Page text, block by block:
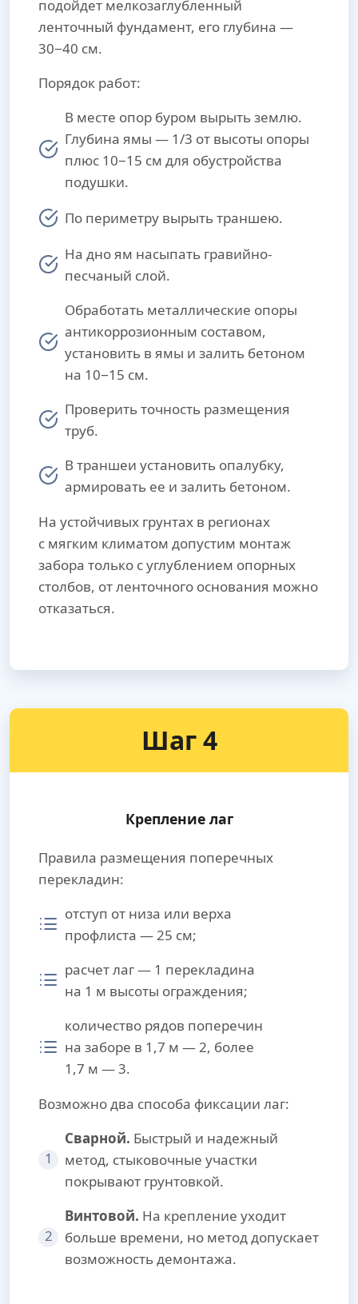
подойдет мелкозаглубленный
ленточный фундамент, его глубина —
30−40 см.
Порядок работ:
В месте опор буром вырыть землю.
Глубина ямы — 1/3 от высоты опоры
плюс 10−15 см для обустройства
подушки.
По периметру вырыть траншею.
На дно ям насыпать гравийно-
песчаный слой.
Обработать металлические опоры
антикоррозионным составом,
установить в ямы и залить бетоном
на 10−15 см.
Проверить точность размещения
труб.
В траншеи установить опалубку,
армировать ее и залить бетоном.
На устойчивых грунтах в регионах
с мягким климатом допустим монтаж
забора только с углублением опорных
столбов, от ленточного основания можно
отказаться.
Шаг 4
Крепление лаг
Правила размещения поперечных
перекладин:
отступ от низа или верха
профлиста — 25 см;
расчет лаг — 1 перекладина
на 1 м высоты ограждения;
количество рядов поперечин
на заборе в 1,7 м — 2, более
1,7 м — 3.
Возможно два способа фиксации лаг:
1
Сварной. Быстрый и надежный
метод, стыковочные участки
покрывают грунтовкой.
2
Винтовой. На крепление уходит
больше времени, но метод допускает
возможность демонтажа.